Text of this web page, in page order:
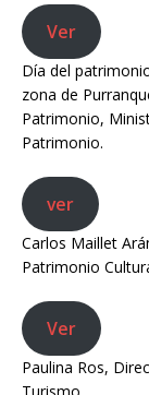
Ver
Día del
zona de
Patrimonio,
Patrimonio.
ver
Carlos Maillet
Patrimonio
Ver
Paulina Ros,